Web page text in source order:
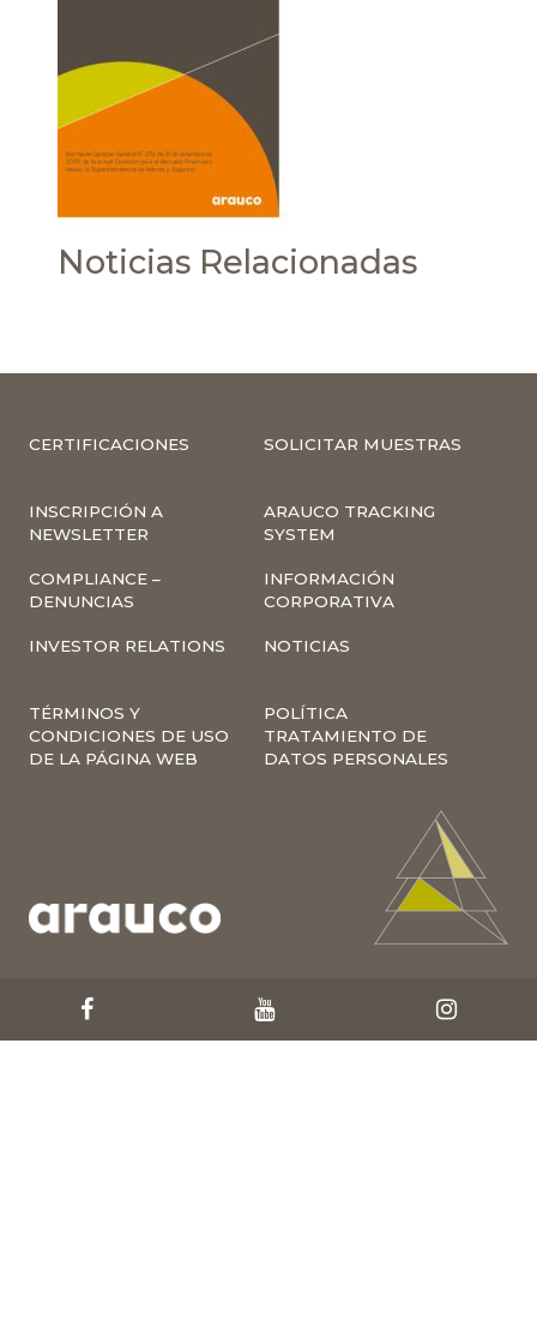
Noticias Relacionadas
CERTIFICACIONES SOLICITAR MUESTRAS
INSCRIPCIÓN A
NEWSLETTER
ARAUCO TRACKING
SYSTEM
COMPLIANCE –
DENUNCIAS
INFORMACIÓN
CORPORATIVA
INVESTOR RELATIONS NOTICIAS
TÉRMINOS Y
CONDICIONES DE USO
DE LA PÁGINA WEB
POLÍTICA
TRATAMIENTO DE
DATOS PERSONALES